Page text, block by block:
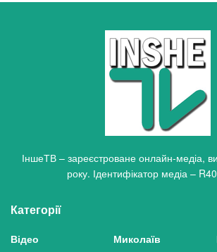
ІншеТВ – зареєстроване онлайн-медіа,
року. Ідентифікатор медіа –
Категорії
Відео
Миколаїв